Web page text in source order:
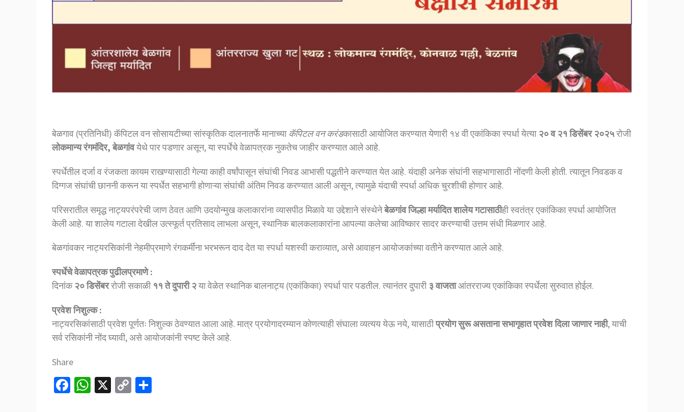
बेळगाव (प्रतिनिधी) कॅपिटल वन सोसायटीच्या सांस्कृतिक दालनातर्फे मानाच्या कॅपिटल वन करंडकासाठी आयोजित करण्यात येणारी १४ वी एकांकिका स्पर्धा येत्या२० व २१ डिसेंबर २०२५रोजी
लोकमान्य रंगमंदिर, बेळगांवयेथे पार पडणार असून, या स्पर्धेचे वेळापत्रक नुकतेच जाहीर करण्यात आले आहे.
स्पर्धेतील दर्जा व रंजकता कायम राखण्यासाठी गेल्या काही वर्षांपासून संघांची निवड आभासी पद्धतीने करण्यात येत आहे. यंदाही अनेक संघांनी सहभागासाठी नोंदणी केली होती. त्यातून निवडक व
दिग्गज संघांची छाननी करून या स्पर्धेत सहभागी होणाऱ्या संघांची अंतिम निवड करण्यात आली असून, त्यामुळे यंदाची स्पर्धा अधिक चुरशीची होणार आहे.
परिसरातील समृद्ध नाट्यपरंपरेची जाण ठेवत आणि उदयोन्मुख कलाकारांना व्यासपीठ मिळावे या उद्देशाने संस्थेनेबेळगांव जिल्हा मर्यादित शालेय गटासाठीही स्वतंत्र एकांकिका स्पर्धा आयोजित
केली आहे. या शालेय गटाला देखील उत्स्फूर्त प्रतिसाद लाभला असून, स्थानिक बालकलाकारांना आपल्या कलेचा आविष्कार सादर करण्याची उत्तम संधी मिळणार आहे.
बेळगांवकर नाट्यरसिकांनी नेहमीप्रमाणे रंगकर्मींना भरभरून दाद देत या स्पर्धा यशस्वी कराव्यात, असे आवाहन आयोजकांच्या वतीने करण्यात आले आहे.
स्पर्धेचे वेळापत्रक पुढीलप्रमाणे :
दिनांक२० डिसेंबररोजी सकाळी ११ ते दुपारी २या वेळेत स्थानिक बालनाट्य (एकांकिका) स्पर्धा पार पडतील. त्यानंतर दुपारी ३ वाजताआंतरराज्य एकांकिका स्पर्धेला सुरुवात होईल.
प्रवेश निशुल्क :
नाट्यरसिकांसाठी प्रवेश पूर्णतः निशुल्क ठेवण्यात आला आहे. मात्र प्रयोगादरम्यान कोणत्याही संघाला व्यत्यय येऊ नये, यासाठीप्रयोग सुरू असताना सभागृहात प्रवेश दिला जाणार नाही, याची
सर्व रसिकांनी नोंद घ्यावी, असे आयोजकांनी स्पष्ट केले आहे.
Share
Fa W X
C